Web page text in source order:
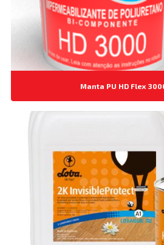
Manta PU HD Flex